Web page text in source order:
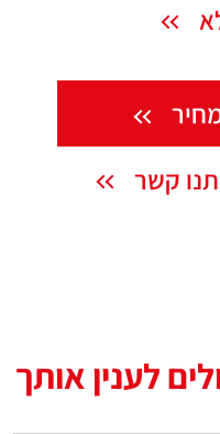
קשר
לענין אותך